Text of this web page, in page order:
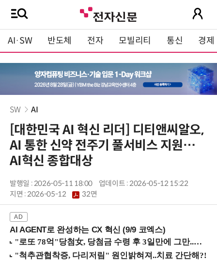
AI·SW 반도체 전자 모빌리티 통신 경제
SW AI
[대한민국 AI 혁신 리더] 디티앤씨알오,
AI 통한 신약 전주기 풀서비스 지원…
AI혁신 종합대상
발행일 : 2026-05-11 18:00
업데이트 : 2026-05-12 15:22
지면 :2026-05-12 32면
AI AGENT로 완성하는 CX 혁신 (9/9 코엑스)